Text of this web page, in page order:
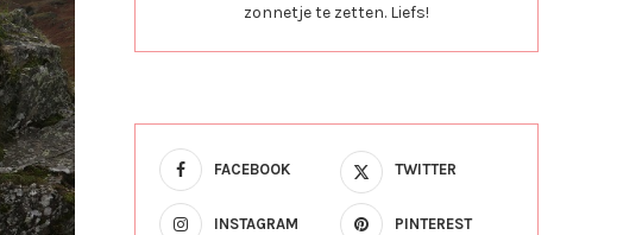
zonnetje te zetten. Liefs!
FACEBOOK TWITTER
INSTAGRAM PINTEREST